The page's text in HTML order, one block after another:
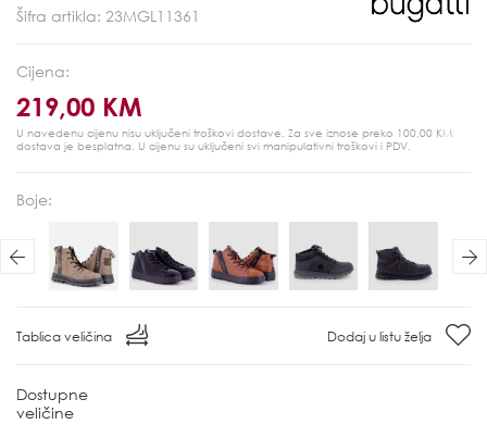
Šifra artikla: 23MGL11361
Cijena:
219,00 KM
U navedenu cijenu nisu uključeni troškovi dostave. Za sve iznose preko 100,00 KM
dostava je besplatna. U cijenu su uključeni svi manipulativni troškovi i PDV.
Boje:
Previous
Tablica veličina Dodaj u listu želja
Dostupne
veličine